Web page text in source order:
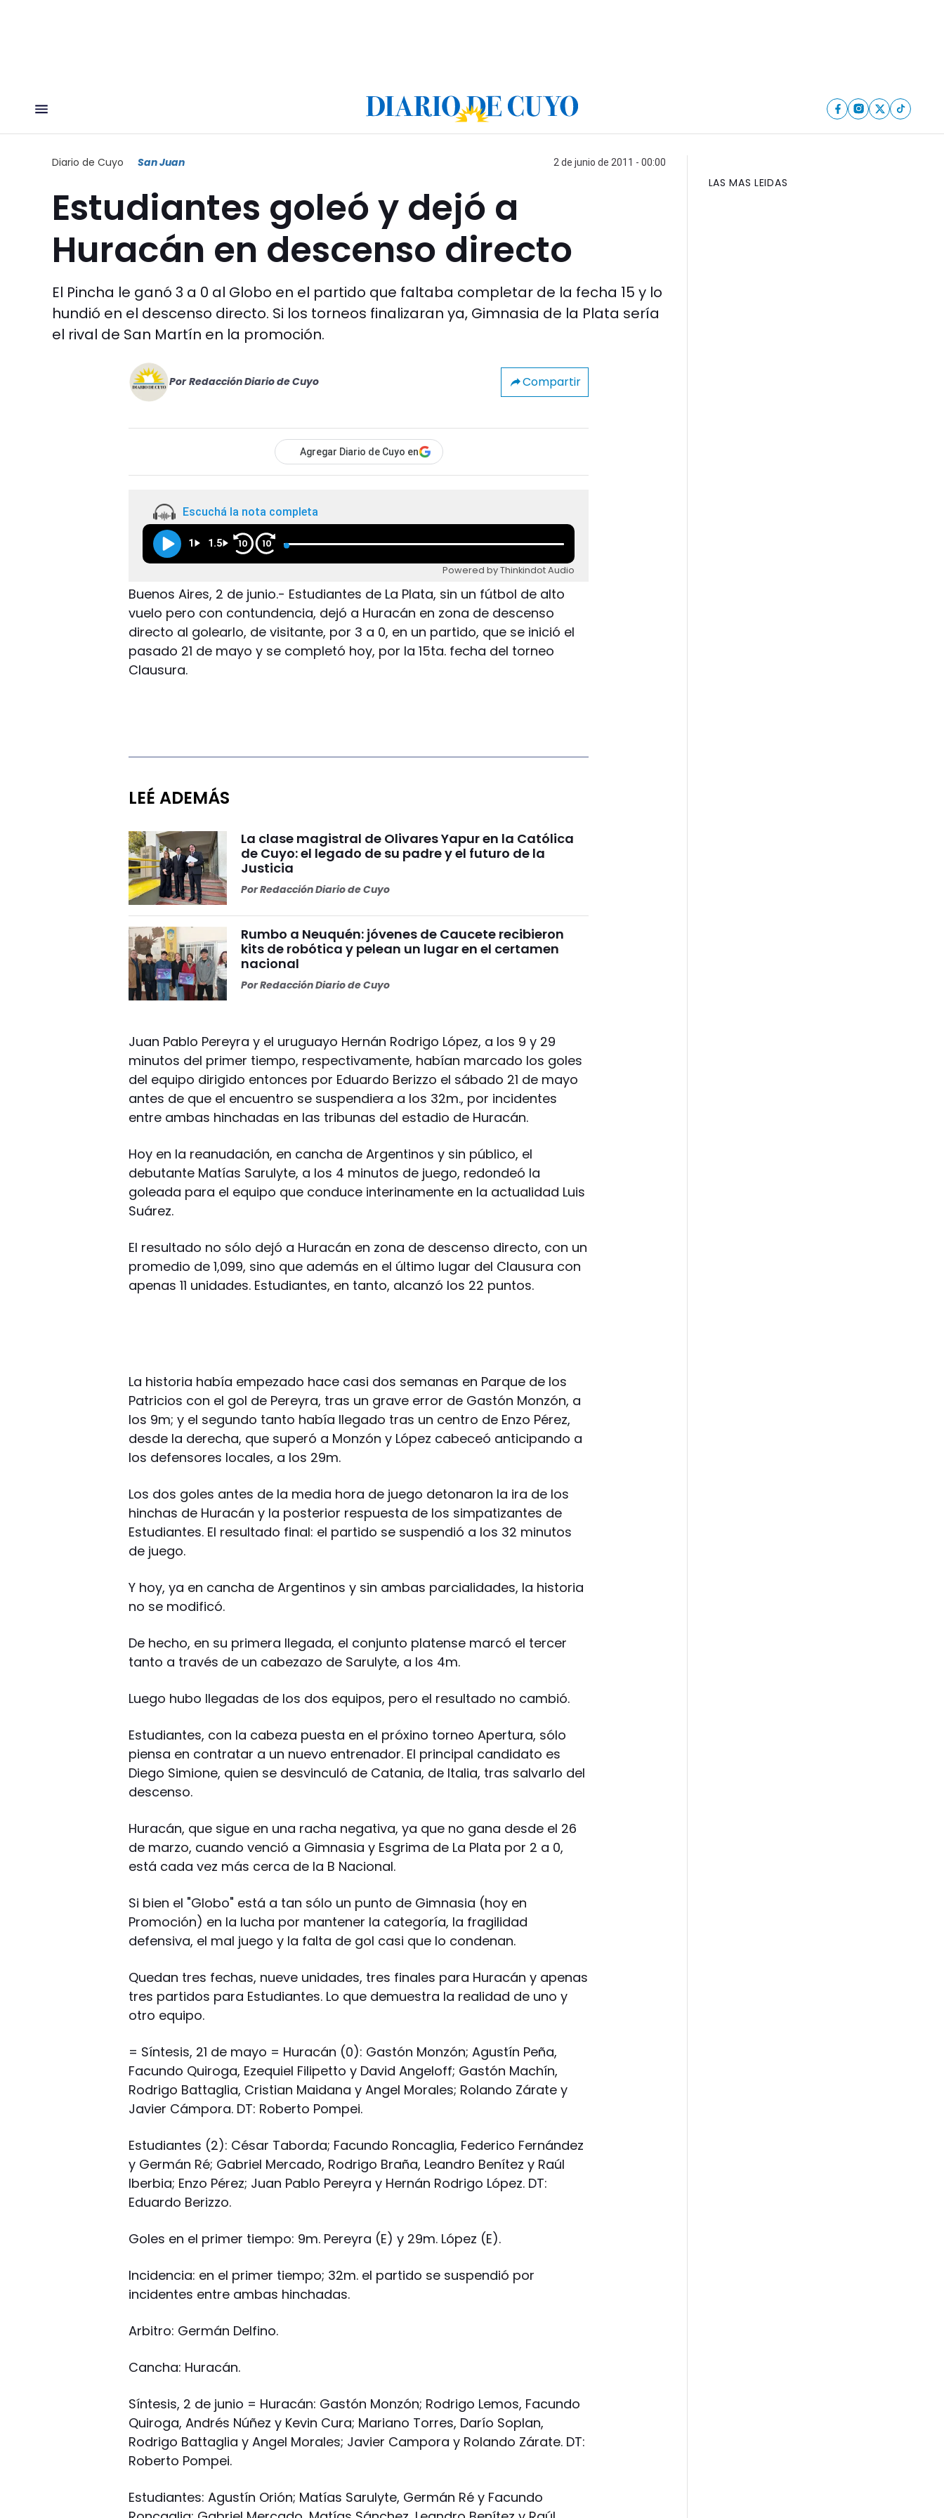
Diario de Cuyo San Juan 2 de junio de 2011 - 00:00
Estudiantes goleó y dejó a
Huracán en descenso directo
El Pincha le ganó 3 a 0 al Globo en el partido que faltaba completar de la fecha 15 y lo
hundió en el descenso directo. Si los torneos finalizaran ya, Gimnasia de la Plata sería
el rival de San Martín en la promoción.
Por Redacción Diario de Cuyo Compartir
Agregar Diario de Cuyo en
Escuchá la nota completa
1 1.5 10 10
Powered by Thinkindot Audio
Buenos Aires, 2 de junio.- Estudiantes de La Plata, sin un fútbol de alto
vuelo pero con contundencia, dejó a Huracán en zona de descenso
directo al golearlo, de visitante, por 3 a 0, en un partido, que se inició el
pasado 21 de mayo y se completó hoy, por la 15ta. fecha del torneo
Clausura.
LEÉ ADEMÁS
La clase magistral de Olivares Yapur en la Católica
de Cuyo: el legado de su padre y el futuro de la
Justicia
PorRedacción Diario de Cuyo
Rumbo a Neuquén: jóvenes de Caucete recibieron
kits de robótica y pelean un lugar en el certamen
nacional
PorRedacción Diario de Cuyo
Juan Pablo Pereyra y el uruguayo Hernán Rodrigo López, a los 9 y 29
minutos del primer tiempo, respectivamente, habían marcado los goles
del equipo dirigido entonces por Eduardo Berizzo el sábado 21 de mayo
antes de que el encuentro se suspendiera a los 32m., por incidentes
entre ambas hinchadas en las tribunas del estadio de Huracán.
Hoy en la reanudación, en cancha de Argentinos y sin público, el
debutante Matías Sarulyte, a los 4 minutos de juego, redondeó la
goleada para el equipo que conduce interinamente en la actualidad Luis
Suárez.
El resultado no sólo dejó a Huracán en zona de descenso directo, con un
promedio de 1,099, sino que además en el último lugar del Clausura con
apenas 11 unidades. Estudiantes, en tanto, alcanzó los 22 puntos.
La historia había empezado hace casi dos semanas en Parque de los
Patricios con el gol de Pereyra, tras un grave error de Gastón Monzón, a
los 9m; y el segundo tanto había llegado tras un centro de Enzo Pérez,
desde la derecha, que superó a Monzón y López cabeceó anticipando a
los defensores locales, a los 29m.
Los dos goles antes de la media hora de juego detonaron la ira de los
hinchas de Huracán y la posterior respuesta de los simpatizantes de
Estudiantes. El resultado final: el partido se suspendió a los 32 minutos
de juego.
Y hoy, ya en cancha de Argentinos y sin ambas parcialidades, la historia
no se modificó.
De hecho, en su primera llegada, el conjunto platense marcó el tercer
tanto a través de un cabezazo de Sarulyte, a los 4m.
Luego hubo llegadas de los dos equipos, pero el resultado no cambió.
Estudiantes, con la cabeza puesta en el próxino torneo Apertura, sólo
piensa en contratar a un nuevo entrenador. El principal candidato es
Diego Simione, quien se desvinculó de Catania, de Italia, tras salvarlo del
descenso.
Huracán, que sigue en una racha negativa, ya que no gana desde el 26
de marzo, cuando venció a Gimnasia y Esgrima de La Plata por 2 a 0,
está cada vez más cerca de la B Nacional.
Si bien el "Globo" está a tan sólo un punto de Gimnasia (hoy en
Promoción) en la lucha por mantener la categoría, la fragilidad
defensiva, el mal juego y la falta de gol casi que lo condenan.
Quedan tres fechas, nueve unidades, tres finales para Huracán y apenas
tres partidos para Estudiantes. Lo que demuestra la realidad de uno y
otro equipo.
= Síntesis, 21 de mayo = Huracán (0): Gastón Monzón; Agustín Peña,
Facundo Quiroga, Ezequiel Filipetto y David Angeloff; Gastón Machín,
Rodrigo Battaglia, Cristian Maidana y Angel Morales; Rolando Zárate y
Javier Cámpora. DT: Roberto Pompei.
Estudiantes (2): César Taborda; Facundo Roncaglia, Federico Fernández
y Germán Ré; Gabriel Mercado, Rodrigo Braña, Leandro Benítez y Raúl
Iberbia; Enzo Pérez; Juan Pablo Pereyra y Hernán Rodrigo López. DT:
Eduardo Berizzo.
Goles en el primer tiempo: 9m. Pereyra (E) y 29m. López (E).
Incidencia: en el primer tiempo; 32m. el partido se suspendió por
incidentes entre ambas hinchadas.
Arbitro: Germán Delfino.
Cancha: Huracán.
Síntesis, 2 de junio = Huracán: Gastón Monzón; Rodrigo Lemos, Facundo
Quiroga, Andrés Núñez y Kevin Cura; Mariano Torres, Darío Soplan,
Rodrigo Battaglia y Angel Morales; Javier Campora y Rolando Zárate. DT:
Roberto Pompei.
Estudiantes: Agustín Orión; Matías Sarulyte, Germán Ré y Facundo
LAS MAS LEIDAS